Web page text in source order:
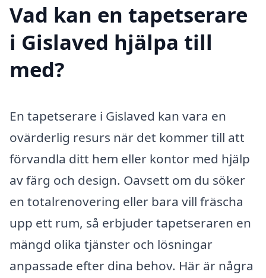
Vad kan en tapetserare
i Gislaved hjälpa till
med?
En tapetserare i Gislaved kan vara en
ovärderlig resurs när det kommer till att
förvandla ditt hem eller kontor med hjälp
av färg och design. Oavsett om du söker
en totalrenovering eller bara vill fräscha
upp ett rum, så erbjuder tapetseraren en
mängd olika tjänster och lösningar
anpassade efter dina behov. Här är några